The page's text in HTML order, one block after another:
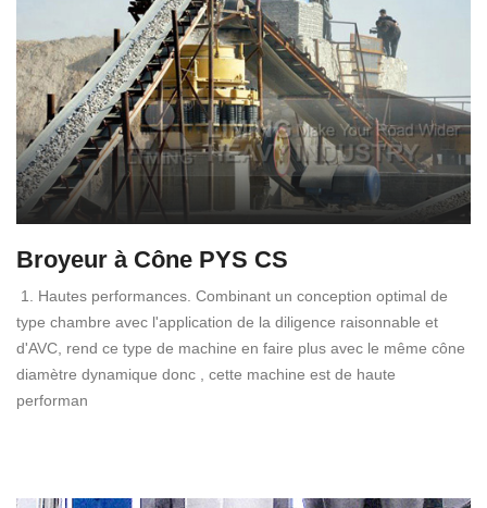
Broyeur à Cône PYS CS
1. Hautes performances. Combinant un conception optimal de
type chambre avec l'application de la diligence raisonnable et
d'AVC, rend ce type de machine en faire plus avec le même cône
diamètre dynamique donc , cette machine est de haute
performan